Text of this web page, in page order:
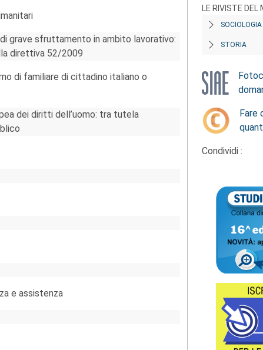
grave sfruttamento in ambito lavorativo:
direttiva 52/2009
di familiare di cittadino italiano o
dei diritti dell’uomo: tra tutela
e assistenza
LE RIVISTE DEL
SOCIOLOGIA
STORIA
Fare
Condividi :